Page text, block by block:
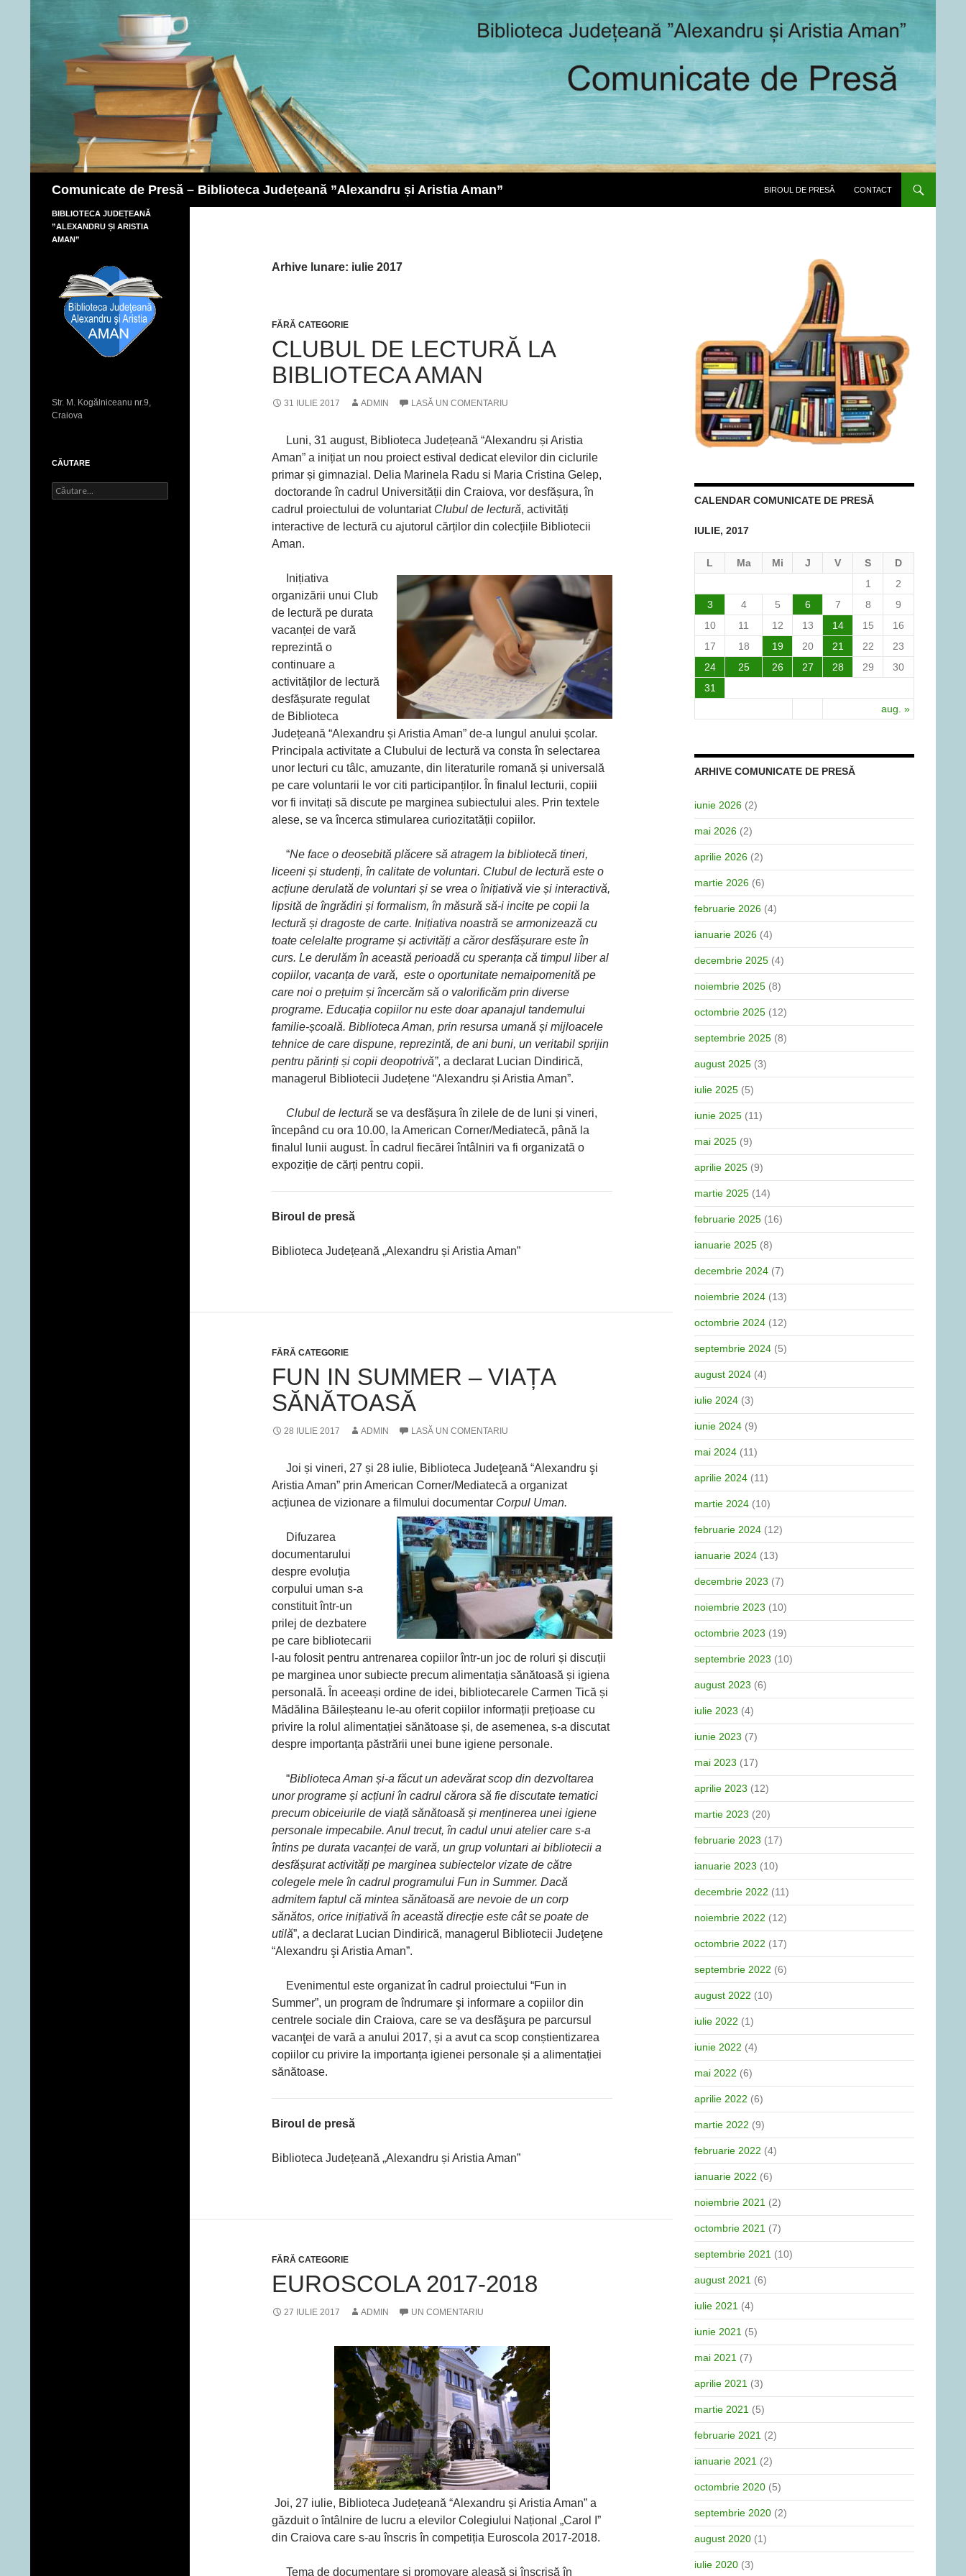
Comunicate de Presă – Biblioteca Județeană ”Alexandru și Aristia Aman”
BIROUL DE PRESĂ
CONTACT
Arhive lunare: iulie 2017
FĂRĂ CATEGORIE
CLUBUL DE LECTURĂ LA
BIBLIOTECA AMAN
31 IULIE 2017 ADMIN LASĂ UN COMENTARIU
Luni, 31 august, Biblioteca Județeană “Alexandru și Aristia
Aman” a inițiat un nou proiect estival dedicat elevilor din ciclurile
primar și gimnazial. Delia Marinela Radu si Maria Cristina Gelep,
doctorande în cadrul Universității din Craiova, vor desfășura, în
cadrul proiectului de voluntariat Clubul de lectură, activități
interactive de lectură cu ajutorul cărților din colecțiile Bibliotecii
Aman.
Inițiativa
organizării unui Club
de lectură pe durata
vacanței de vară
reprezintă o
continuare a
activităților de lectură
desfășurate regulat
de Biblioteca
Județeană “Alexandru și Aristia Aman” de-a lungul anului școlar.
Principala activitate a Clubului de lectură va consta în selectarea
unor lecturi cu tâlc, amuzante, din literaturile romană și universală
pe care voluntarii le vor citi participanților. În finalul lecturii, copiii
vor fi invitați să discute pe marginea subiectului ales. Prin textele
alese, se va încerca stimularea curiozitatății copiilor.
“Ne face o deosebită plăcere să atragem la bibliotecă tineri,
liceeni și studenți, în calitate de voluntari. Clubul de lectură este o
acțiune derulată de voluntari și se vrea o înițiativă vie și interactivă,
lipsită de îngrădiri și formalism, în măsură să-i incite pe copii la
lectură și dragoste de carte. Inițiativa noastră se armonizează cu
toate celelalte programe și activități a căror desfășurare este în
curs. Le derulăm în această perioadă cu speranța că timpul liber al
copiilor, vacanța de vară, este o oportunitate nemaipomenită pe
care noi o prețuim și încercăm să o valorificăm prin diverse
programe. Educația copiilor nu este doar apanajul tandemului
familie-școală. Biblioteca Aman, prin resursa umană și mijloacele
tehnice de care dispune, reprezintă, de ani buni, un veritabil sprijin
pentru părinți și copii deopotrivă”, a declarat Lucian Dindirică,
managerul Bibliotecii Județene “Alexandru și Aristia Aman”.
Clubul de lectură se va desfășura în zilele de de luni și vineri,
începând cu ora 10.00, la American Corner/Mediatecă, până la
finalul lunii august. În cadrul fiecărei întâlniri va fi organizată o
expoziție de cărți pentru copii.
Biroul de presă
Biblioteca Județeană „Alexandru și Aristia Aman”
FĂRĂ CATEGORIE
FUN IN SUMMER – VIAȚA
SĂNĂTOASĂ
28 IULIE 2017 ADMIN LASĂ UN COMENTARIU
Joi și vineri, 27 și 28 iulie, Biblioteca Judeţeană “Alexandru şi
Aristia Aman” prin American Corner/Mediatecă a organizat
acțiunea de vizionare a filmului documentar Corpul Uman.
Difuzarea
documentarului
despre evoluția
corpului uman s-a
constituit într-un
prilej de dezbatere
pe care bibliotecarii
l-au folosit pentru antrenarea copiilor într-un joc de roluri și discuții
pe marginea unor subiecte precum alimentația sănătoasă și igiena
personală. În aceeași ordine de idei, bibliotecarele Carmen Tică și
Mădălina Băileșteanu le-au oferit copiilor informații prețioase cu
privire la rolul alimentației sănătoase și, de asemenea, s-a discutat
despre importanța păstrării unei bune igiene personale.
“Biblioteca Aman și-a făcut un adevărat scop din dezvoltarea
unor programe și acțiuni în cadrul cărora să fie discutate tematici
precum obiceiurile de viață sănătoasă și menținerea unei igiene
personale impecabile. Anul trecut, în cadul unui atelier care s-a
întins pe durata vacanței de vară, un grup voluntari ai bibliotecii a
desfășurat activități pe marginea subiectelor vizate de către
colegele mele în cadrul programului Fun in Summer. Dacă
admitem faptul că mintea sănătoasă are nevoie de un corp
sănătos, orice inițiativă în această direcție este cât se poate de
utilă”, a declarat Lucian Dindirică, managerul Bibliotecii Judeţene
“Alexandru şi Aristia Aman”.
Evenimentul este organizat în cadrul proiectului “Fun in
Summer”, un program de îndrumare şi informare a copiilor din
centrele sociale din Craiova, care se va desfăşura pe parcursul
vacanţei de vară a anului 2017, și a avut ca scop conștientizarea
copiilor cu privire la importanța igienei personale și a alimentației
sănătoase.
Biroul de presă
Biblioteca Județeană „Alexandru și Aristia Aman”
FĂRĂ CATEGORIE
EUROSCOLA 2017-2018
27 IULIE 2017 ADMIN UN COMENTARIU
Joi, 27 iulie, Biblioteca Județeană “Alexandru și Aristia Aman” a
găzduit o întâlnire de lucru a elevilor Colegiului Național „Carol I”
din Craiova care s-au înscris în competiția Euroscola 2017-2018.
Tema de documentare și promovare aleasă și înscrisă în
CALENDAR COMUNICATE DE PRESĂ
IULIE, 2017
L Ma Mi J V S D
aug. »
1
2
3
4 5 6 7 8
9
10
11 12 13 14 15
16
17
18 19 20 21 22
23
24
25 26 27 28 29
30
31
ARHIVE COMUNICATE DE PRESĂ
iunie 2026 (2)
mai 2026 (2)
aprilie 2026 (2)
martie 2026 (6)
februarie 2026 (4)
ianuarie 2026 (4)
decembrie 2025 (4)
noiembrie 2025 (8)
octombrie 2025 (12)
septembrie 2025 (8)
august 2025 (3)
iulie 2025 (5)
iunie 2025 (11)
mai 2025 (9)
aprilie 2025 (9)
martie 2025 (14)
februarie 2025 (16)
ianuarie 2025 (8)
decembrie 2024 (7)
noiembrie 2024 (13)
octombrie 2024 (12)
septembrie 2024 (5)
august 2024 (4)
iulie 2024 (3)
iunie 2024 (9)
mai 2024 (11)
aprilie 2024 (11)
martie 2024 (10)
februarie 2024 (12)
ianuarie 2024 (13)
decembrie 2023 (7)
noiembrie 2023 (10)
octombrie 2023 (19)
septembrie 2023 (10)
august 2023 (6)
iulie 2023 (4)
iunie 2023 (7)
mai 2023 (17)
aprilie 2023 (12)
martie 2023 (20)
februarie 2023 (17)
ianuarie 2023 (10)
decembrie 2022 (11)
noiembrie 2022 (12)
octombrie 2022 (17)
septembrie 2022 (6)
august 2022 (10)
iulie 2022 (1)
iunie 2022 (4)
mai 2022 (6)
aprilie 2022 (6)
martie 2022 (9)
februarie 2022 (4)
ianuarie 2022 (6)
noiembrie 2021 (2)
octombrie 2021 (7)
septembrie 2021 (10)
august 2021 (6)
iulie 2021 (4)
iunie 2021 (5)
mai 2021 (7)
aprilie 2021 (3)
martie 2021 (5)
februarie 2021 (2)
ianuarie 2021 (2)
octombrie 2020 (5)
septembrie 2020 (2)
august 2020 (1)
iulie 2020 (3)
BIBLIOTECA JUDEȚEANĂ
”ALEXANDRU ȘI ARISTIA
AMAN”
Str. M. Kogălniceanu nr.9,
Craiova
CĂUTARE
C
a